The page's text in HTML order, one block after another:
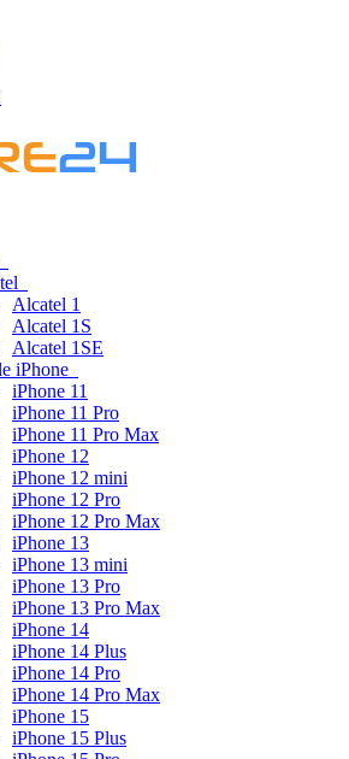
Alcatel 1
Alcatel 1S
Alcatel 1SE
iPhone
iPhone 11
iPhone 11 Pro
iPhone 11 Pro Max
iPhone 12
iPhone 12 mini
iPhone 12 Pro
iPhone 12 Pro Max
iPhone 13
iPhone 13 mini
iPhone 13 Pro
iPhone 13 Pro Max
iPhone 14
iPhone 14 Plus
iPhone 14 Pro
iPhone 14 Pro Max
iPhone 15
iPhone 15 Plus